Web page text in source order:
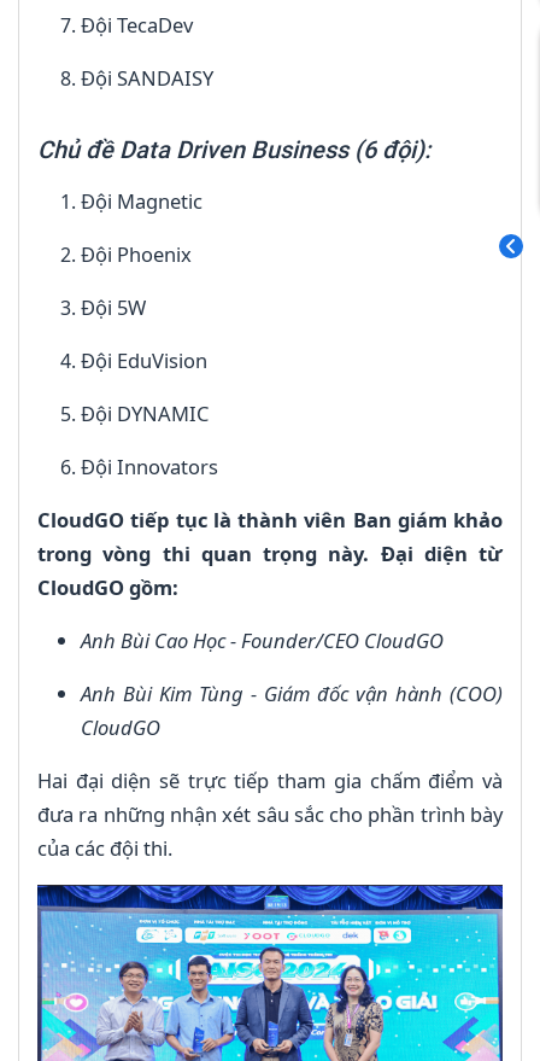
Đội TecaDev
Đội SANDAISY
Chủ đề Data Driven Business (6 đội):
Đội Magnetic
Đội Phoenix
Đội 5W
Đội EduVision
Đội DYNAMIC
Đội Innovators
CloudGO tiếp tục là thành viên Ban giám khảo
trong vòng thi quan trọng này. Đại diện từ
CloudGO gồm:
Anh Bùi Cao Học - Founder/CEO CloudGO
Anh Bùi Kim Tùng - Giám đốc vận hành (COO)
CloudGO
Hai đại diện sẽ trực tiếp tham gia chấm điểm và
đưa ra những nhận xét sâu sắc cho phần trình bày
của các đội thi.